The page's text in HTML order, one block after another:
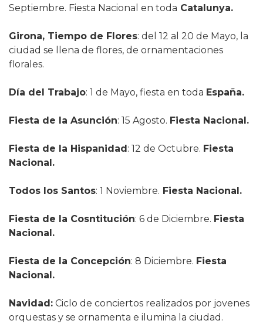
Septiembre. Fiesta Nacional en toda Catalunya.
Girona, Tiempo de Flores: del 12 al 20 de Mayo, la
ciudad se llena de flores, de ornamentaciones
florales.
Día del Trabajo: 1 de Mayo, fiesta en toda España.
Fiesta de la Asunción: 15 Agosto. Fiesta Nacional.
Fiesta de la Hispanidad: 12 de Octubre. Fiesta
Nacional.
Todos los Santos: 1 Noviembre. Fiesta Nacional.
Fiesta de la Cosntitución: 6 de Diciembre. Fiesta
Nacional.
Fiesta de la Concepción: 8 Diciembre. Fiesta
Nacional.
Navidad: Ciclo de conciertos realizados por jovenes
orquestas y se ornamenta e ilumina la ciudad.